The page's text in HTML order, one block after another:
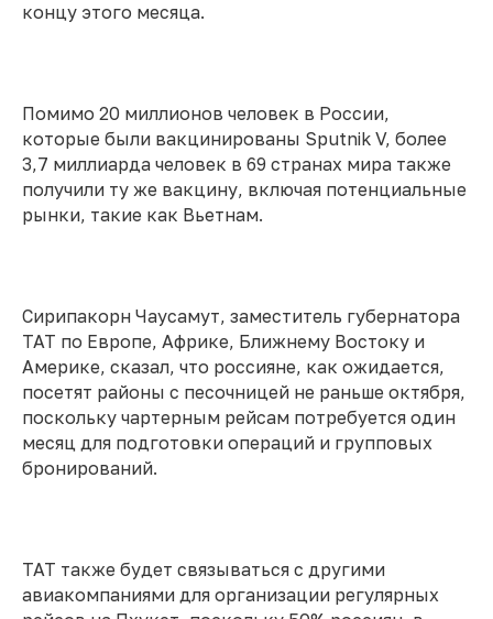
концу этого месяца.
Помимо 20 миллионов человек в России,
которые были вакцинированы Sputnik V, более
3,7 миллиарда человек в 69 странах мира также
получили ту же вакцину, включая потенциальные
рынки, такие как Вьетнам.
Сирипакорн Чаусамут, заместитель губернатора
TAT по Европе, Африке, Ближнему Востоку и
Америке, сказал, что россияне, как ожидается,
посетят районы с песочницей не раньше октября,
поскольку чартерным рейсам потребуется один
месяц для подготовки операций и групповых
бронирований.
TAT также будет связываться с другими
авиакомпаниями для организации регулярных